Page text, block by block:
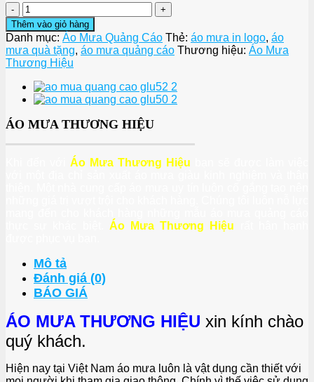
ÁO
MƯA
QUẢNG
CÁO
GLU51
số
lượng
Thêm vào giỏ hàng
Danh mục: Áo Mưa Quảng Cáo Thẻ: áo mưa in logo, áo
mưa quà tặng, áo mưa quảng cáo Thương hiệu: Áo Mưa
Thương Hiệu
ÁO MƯA THƯƠNG HIỆU
Áo Mưa Thương Hiệu
Áo Mưa Thương Hiệu
Mô tả
Đánh giá (0)
BÁO GIÁ
ÁO MƯA THƯƠNG HIỆU xin kính chào
quý khách.
Hiện nay tại Việt Nam áo mưa luôn là vật dụng cần thiết với